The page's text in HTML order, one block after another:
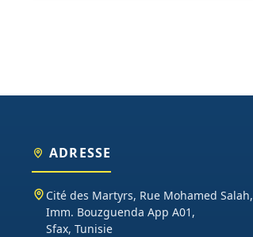
ADRESSE
Cité des Martyrs, Rue Mohamed Salah,
Imm. Bouzguenda App A01,
Sfax, Tunisie